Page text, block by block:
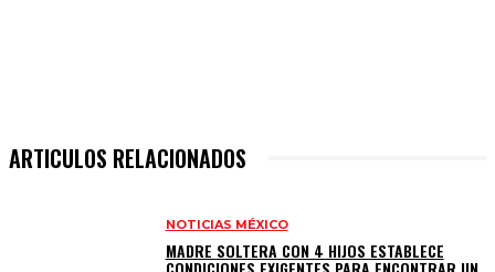
ARTICULOS RELACIONADOS
NOTICIAS MÉXICO
MADRE SOLTERA CON 4 HIJOS ESTABLECE